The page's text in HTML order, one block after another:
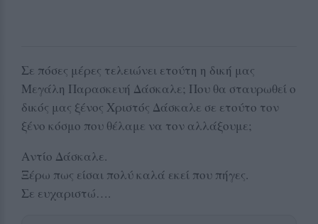
Σε πόσες μέρες τελειώνει ετούτη η δική μας
Μεγάλη Παρασκευή Δάσκαλε; Που θα σταυρωθεί ο
δικός μας ξένος Χριστός Δάσκαλε σε ετούτο τον
ξένο κόσμο που θέλαμε να τον αλλάξουμε;
Αντίο Δάσκαλε.
Ξέρω πως είσαι πολύ καλά εκεί που πήγες.
Σε ευχαριστώ….